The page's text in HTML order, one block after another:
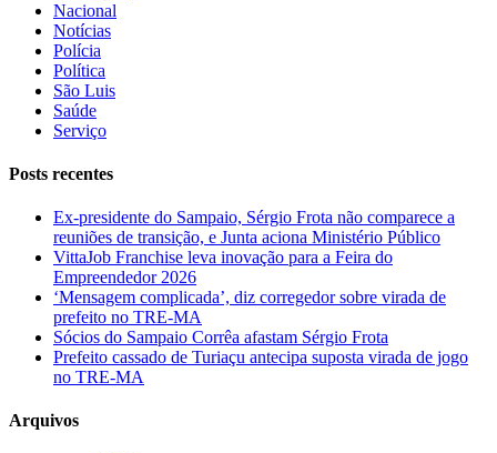
Nacional
Notícias
Polícia
Política
São Luis
Saúde
Serviço
Posts recentes
Ex-presidente do Sampaio, Sérgio Frota não comparece a
reuniões de transição, e Junta aciona Ministério Público
VittaJob Franchise leva inovação para a Feira do
Empreendedor 2026
‘Mensagem complicada’, diz corregedor sobre virada de
prefeito no TRE-MA
Sócios do Sampaio Corrêa afastam Sérgio Frota
Prefeito cassado de Turiaçu antecipa suposta virada de jogo
no TRE-MA
Arquivos